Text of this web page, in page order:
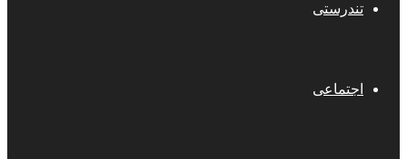
تندرستی
اجتماعی